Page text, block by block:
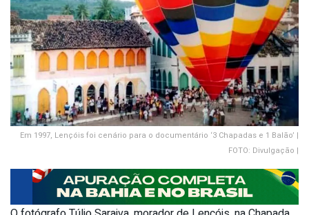
Em 1997, Lençóis foi cenário para o documentário ‘3 Chapadas e 1 Balão’ |
FOTO: Divulgação |